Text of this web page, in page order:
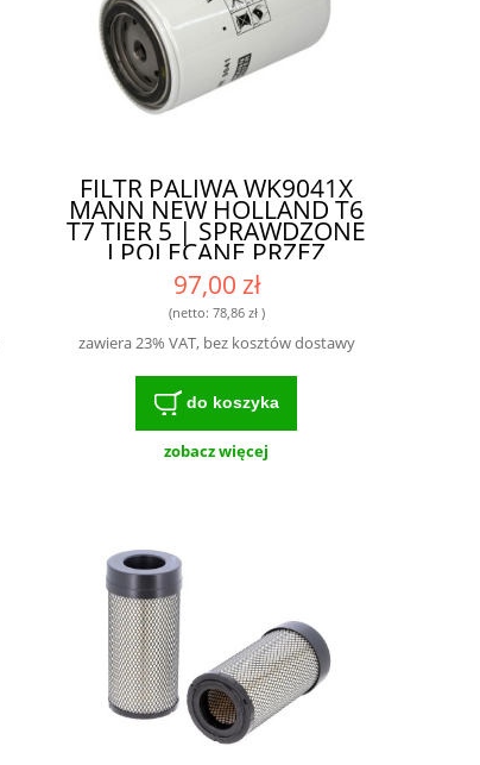
FILTR PALIWA WK9041X
MANN NEW HOLLAND T6
T7 TIER 5 | SPRAWDZONE
I POLECANE PRZEZ
EKSPERTÓW
97,00 zł
(netto: 78,86 zł)
zawiera 23% VAT, bez kosztów dostawy
do koszyka
zobacz więcej